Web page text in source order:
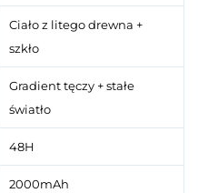
Ciało z litego drewna +
szkło
Gradient tęczy + stałe
światło
48H
2000mAh